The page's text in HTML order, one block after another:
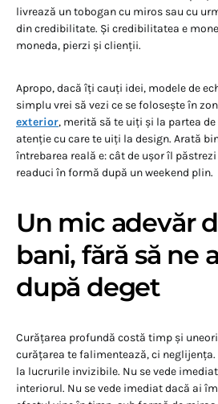
livrează un tobogan cu miros sau cu
din credibilitate. Și credibilitatea e
moneda, pierzi și clienții.
Apropo, dacă îți cauți idei, modele de
simplu vrei să vezi ce se folosește în
exterior, merită să te uiți și la partea
atenție cu care te uiți la design. Arată
întrebarea reală e: cât de ușor îl
readuci în formă după un weekend plin.
Un mic adevăr
bani, fără să ne
după deget
Curățarea profundă costă timp și
curățarea te falimentează, ci
la lucrurile invizibile. Nu se vede
interiorul. Nu se vede imediat dacă ai